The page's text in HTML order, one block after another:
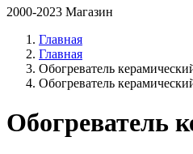
2000-2023 Магазин
Главная
Главная
Обогреватель
Обогреватель
Обогреватель